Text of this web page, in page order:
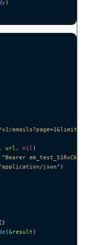
)
emails?page=1&limit=10
, url , nil )
"Bearer
application/json" )
(&result )